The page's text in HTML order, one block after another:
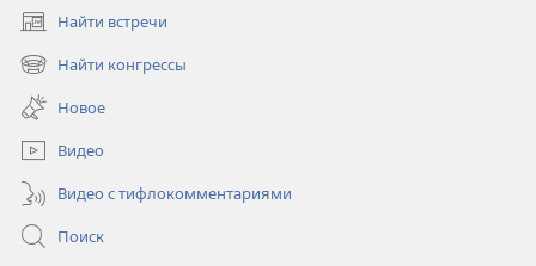
Найти встречи
(открывается
в
новом
окне)
Найти конгрессы
(открывается
новом
окне)
Новое
Видео
Видео с тифлокомментариями
Поиск